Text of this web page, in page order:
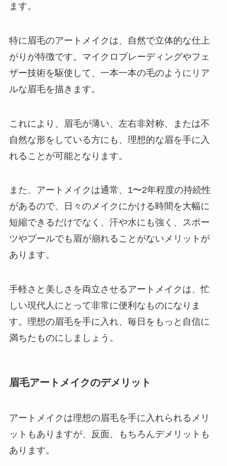
ます。
特に眉毛のアートメイクは、自然で立体的な仕上
がりが特徴です。マイクロブレーディングやフェ
ザー技術を駆使して、一本一本の毛のようにリア
ルな眉毛を描きます。
これにより、眉毛が薄い、左右非対称、または不
自然な形をしている方にも、理想的な眉を手に入
れることが可能となります。
また、アートメイクは通常、1〜2年程度の持続性
があるので、日々のメイクにかける時間を大幅に
短縮できるだけでなく、汗や水にも強く、スポー
ツやプールでも眉が崩れることがないメリットが
あります。
手軽さと美しさを両立させるアートメイクは、忙
しい現代人にとって非常に便利なものになりま
す。理想の眉毛を手に入れ、毎日をもっと自信に
満ちたものにしましょう。
眉毛アートメイクのデメリット
アートメイクは理想の眉毛を手に入れられるメリ
ットもありますが、反面、もちろんデメリットも
あります。